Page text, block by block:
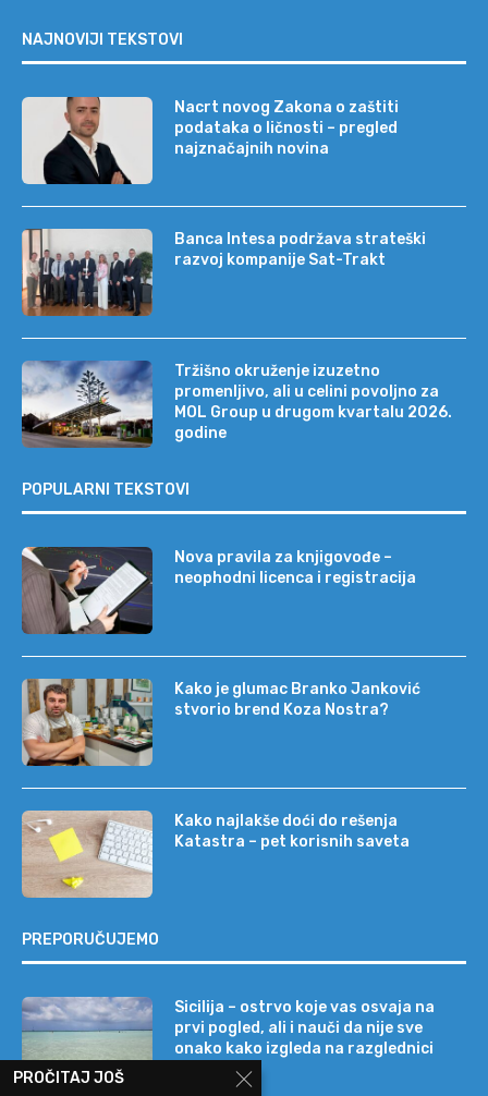
NAJNOVIJI TEKSTOVI
Nacrt novog Zakona o zaštiti
podataka o ličnosti – pregled
najznačajnih novina
Banca Intesa podržava strateški
razvoj kompanije Sat-Trakt
Tržišno okruženje izuzetno
promenljivo, ali u celini povoljno za
MOL Group u drugom kvartalu 2026.
godine
POPULARNI TEKSTOVI
Nova pravila za knjigovođe –
neophodni licenca i registracija
Kako je glumac Branko Janković
stvorio brend Koza Nostra?
Kako najlakše doći do rešenja
Katastra – pet korisnih saveta
PREPORUČUJEMO
Sicilija – ostrvo koje vas osvaja na
prvi pogled, ali i nauči da nije sve
onako kako izgleda na razglednici
PROČITAJ JOŠ